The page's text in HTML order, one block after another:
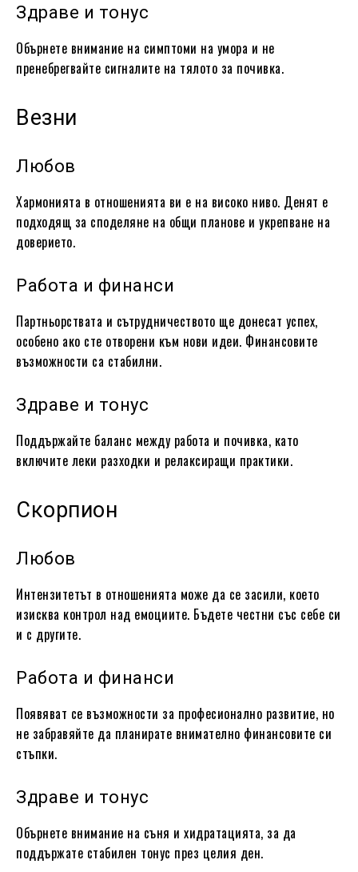
Здраве и тонус
Обърнете внимание на симптоми на умора и не
пренебрегвайте сигналите на тялото за почивка.
Везни
Любов
Хармонията в отношенията ви е на високо ниво. Денят е
подходящ за споделяне на общи планове и укрепване на
доверието.
Работа и финанси
Партньорствата и сътрудничеството ще донесат успех,
особено ако сте отворени към нови идеи. Финансовите
възможности са стабилни.
Здраве и тонус
Поддържайте баланс между работа и почивка, като
включите леки разходки и релаксиращи практики.
Скорпион
Любов
Интензитетът в отношенията може да се засили, което
изисква контрол над емоциите. Бъдете честни със себе си
и с другите.
Работа и финанси
Появяват се възможности за професионално развитие, но
не забравяйте да планирате внимателно финансовите си
стъпки.
Здраве и тонус
Обърнете внимание на съня и хидратацията, за да
поддържате стабилен тонус през целия ден.